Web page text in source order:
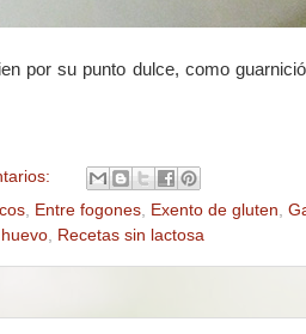
por su punto dulce, como
, Entre fogones, Exento de gluten,
, Recetas sin lactosa